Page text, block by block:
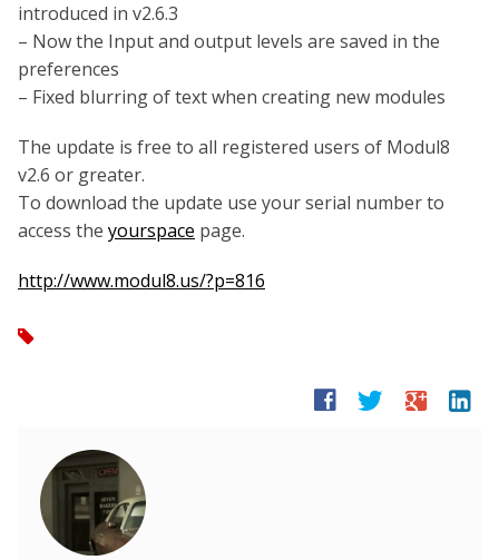
introduced in v2.6.3
– Now the Input and output levels are saved in the
preferences
– Fixed blurring of text when creating new modules
The update is free to all registered users of Modul8
v2.6 or greater.
To download the update use your serial number to
access the yourspace page.
http://www.modul8.us/?p=816
tag
facebook twitter google linkedin